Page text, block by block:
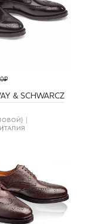
₽
& SCHWARCZ
ИТАЛИЯ